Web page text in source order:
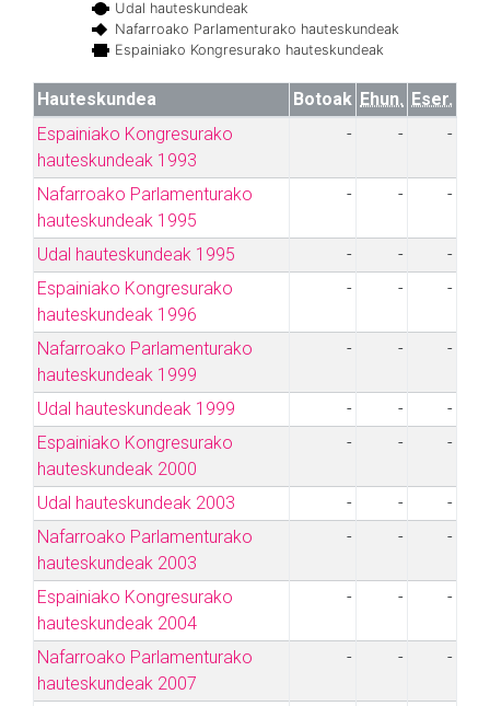
Udal hauteskundeak
Nafarroako Parlamenturako hauteskundeak
Espainiako Kongresurako hauteskundeak
Hauteskundea Botoak Ehun. Eser.
Espainiako Kongresurako
hauteskundeak 1993
- - -
Nafarroako Parlamenturako
hauteskundeak 1995
- - -
Udal hauteskundeak 1995 - -
-
Espainiako Kongresurako
hauteskundeak 1996
- - -
Nafarroako Parlamenturako
hauteskundeak 1999
- - -
Udal hauteskundeak 1999 - -
-
Espainiako Kongresurako
hauteskundeak 2000
- - -
Udal hauteskundeak 2003 - -
-
Nafarroako Parlamenturako
hauteskundeak 2003
- - -
Espainiako Kongresurako
hauteskundeak 2004
- - -
Nafarroako Parlamenturako
hauteskundeak 2007
- - -